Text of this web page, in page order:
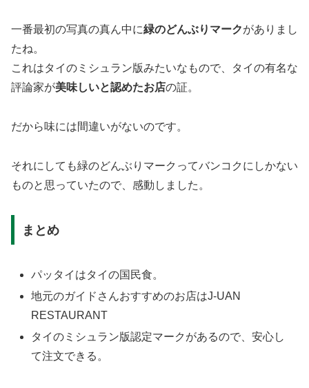
一番最初の写真の真ん中に緑のどんぶりマークがありまし
たね。
これはタイのミシュラン版みたいなもので、タイの有名な
評論家が美味しいと認めたお店の証。
だから味には間違いがないのです。
それにしても緑のどんぶりマークってバンコクにしかない
ものと思っていたので、感動しました。
まとめ
パッタイはタイの国民食。
地元のガイドさんおすすめのお店はJ-UAN
RESTAURANT
タイのミシュラン版認定マークがあるので、安心し
て注文できる。